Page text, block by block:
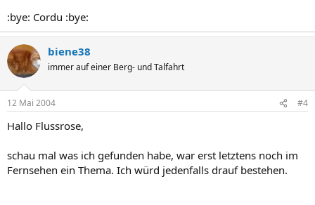
:bye: Cordu :bye:
biene38
immer auf einer Berg- und Talfahrt
12 Mai 2004 #4
Hallo Flussrose,
schau mal was ich gefunden habe, war erst letztens noch im
Fernsehen ein Thema. Ich würd jedenfalls drauf bestehen.